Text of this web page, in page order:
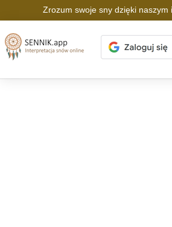
Zrozum swoje sny dzięki naszym